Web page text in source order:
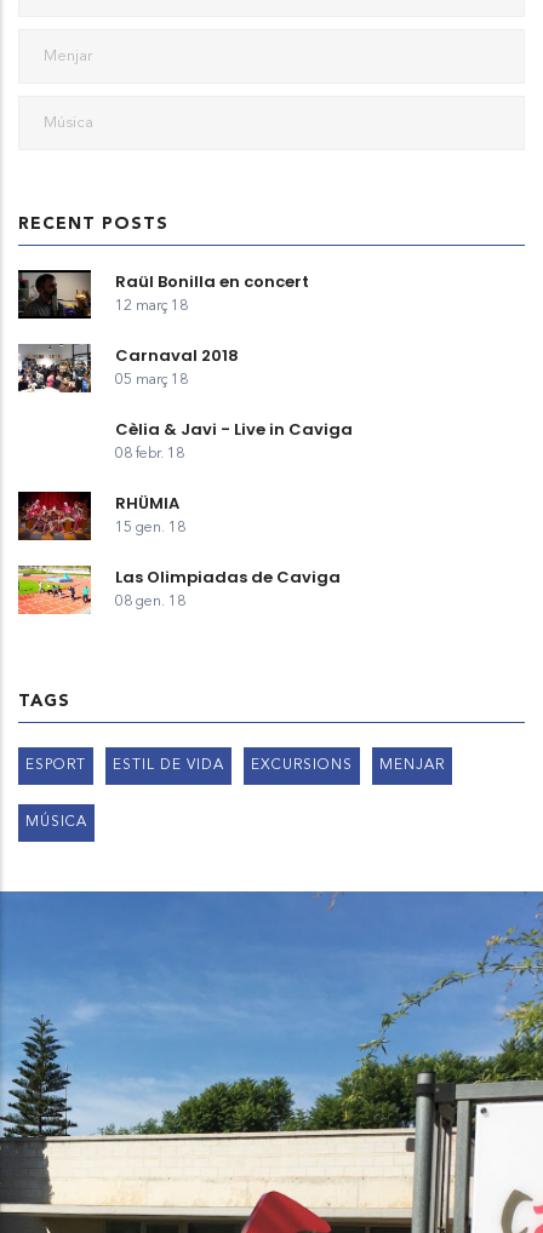
Menjar
Música
RECENT POSTS
Raül Bonilla en concert
12 març 18
Carnaval 2018
05 març 18
Cèlia & Javi - Live in Caviga
08 febr. 18
RHÜMIA
15 gen. 18
Las Olimpiadas de Caviga
08 gen. 18
TAGS
ESPORT ESTIL DE VIDA EXCURSIONS MENJAR
MÚSICA